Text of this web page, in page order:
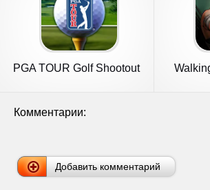
PGA TOUR Golf Shootout
Комментарии:
Добавить комментарий